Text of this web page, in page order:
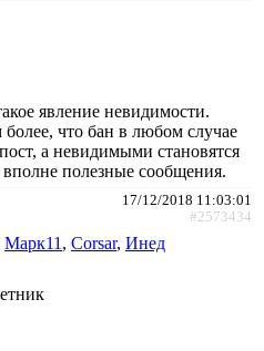
явление невидимости.
что бан в любом случае
а невидимыми становятся
полезные сообщения.
17/12/2018 11:03:01
#2573434
Марк11 , Corsar, Инед